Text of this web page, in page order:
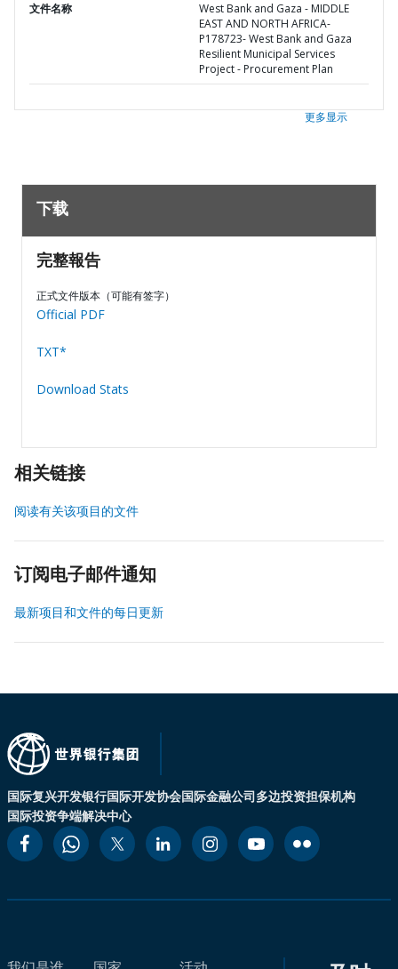
文件名称
West Bank and Gaza - MIDDLE
EAST AND NORTH AFRICA-
P178723- West Bank and Gaza
Resilient Municipal Services
Project - Procurement Plan
更多显示
下载
完整報告
正式文件版本（可能有签字）
Official PDF
TXT*
Download Stats
相关链接
阅读有关该项目的文件
订阅电子邮件通知
最新项目和文件的每日更新
国际复兴开发银行国际开发协会国际金融公司多边投资担保机构
国际投资争端解决中心